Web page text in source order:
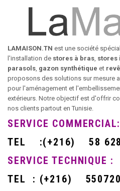
LAMAISON.TN est une société
l'installation de stores à bras, stores
parasols, gazon synthétique et
proposons des solutions sur mesure
pour l'aménagement et
extérieurs. Notre objectif est d'offrir
nos clients partout en Tunisie.
SERVICE
TEL
:(+216)
58 628
SERVICE TECHNIQUE :
TEL : (+216)